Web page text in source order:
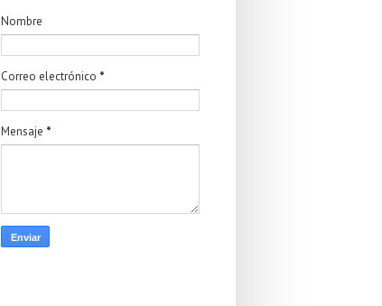
Nombre
Correo electrónico *
Mensaje *